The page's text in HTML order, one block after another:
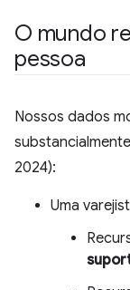
O mundo
pessoa
Nossos dados
2024):
Uma